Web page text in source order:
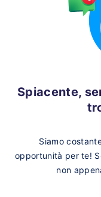
Spiacente,
Siamo
opportunità per te!
non